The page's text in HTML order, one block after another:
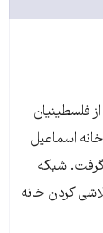
ارتش اسرائیل به غزه بیش از ۳۰ تن از فلسطینیان
اسماعیل
گرفت. شبکه
کردن خانه